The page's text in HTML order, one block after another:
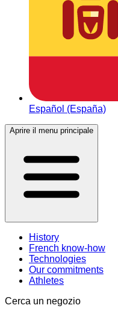
Español (España)
Aprire il menu principale
History
French know-how
Technologies
Our commitments
Athletes
Cerca un negozio